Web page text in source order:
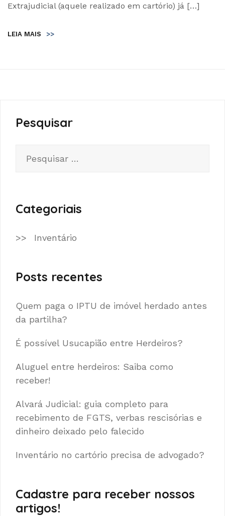
Extrajudicial (aquele realizado em cartório) já […]
LEIA MAIS >>
Pesquisar
Categoriais
Inventário
Posts recentes
Quem paga o IPTU de imóvel herdado antes
da partilha?
É possível Usucapião entre Herdeiros?
Aluguel entre herdeiros: Saiba como
receber!
Alvará Judicial: guia completo para
recebimento de FGTS, verbas rescisórias e
dinheiro deixado pelo falecido
Inventário no cartório precisa de advogado?
Cadastre para receber nossos
artigos!